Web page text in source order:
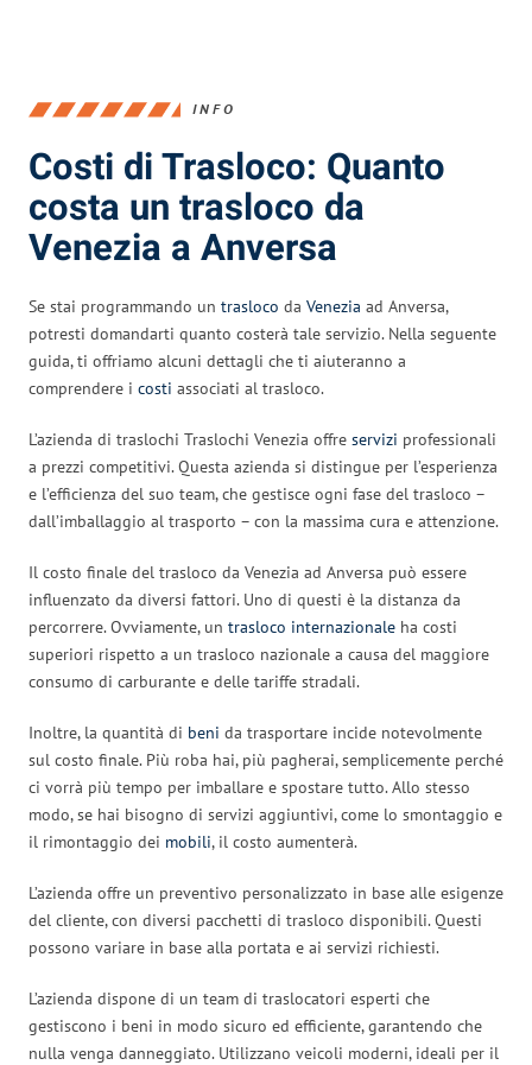
INFO
Costi di Trasloco: Quanto
costa un trasloco da
Venezia a Anversa
Se stai programmando un trasloco da Venezia ad Anversa,
potresti domandarti quanto costerà tale servizio. Nella seguente
guida, ti offriamo alcuni dettagli che ti aiuteranno a
comprendere i costi associati al trasloco.
L’azienda di traslochi Traslochi Venezia offre servizi professionali
a prezzi competitivi. Questa azienda si distingue per l’esperienza
e l’efficienza del suo team, che gestisce ogni fase del trasloco –
dall’imballaggio al trasporto – con la massima cura e attenzione.
Il costo finale del trasloco da Venezia ad Anversa può essere
influenzato da diversi fattori. Uno di questi è la distanza da
percorrere. Ovviamente, un trasloco internazionale ha costi
superiori rispetto a un trasloco nazionale a causa del maggiore
consumo di carburante e delle tariffe stradali.
Inoltre, la quantità di beni da trasportare incide notevolmente
sul costo finale. Più roba hai, più pagherai, semplicemente perché
ci vorrà più tempo per imballare e spostare tutto. Allo stesso
modo, se hai bisogno di servizi aggiuntivi, come lo smontaggio e
il rimontaggio dei mobili, il costo aumenterà.
L’azienda offre un preventivo personalizzato in base alle esigenze
del cliente, con diversi pacchetti di trasloco disponibili. Questi
possono variare in base alla portata e ai servizi richiesti.
L’azienda dispone di un team di traslocatori esperti che
gestiscono i beni in modo sicuro ed efficiente, garantendo che
nulla venga danneggiato. Utilizzano veicoli moderni, ideali per il